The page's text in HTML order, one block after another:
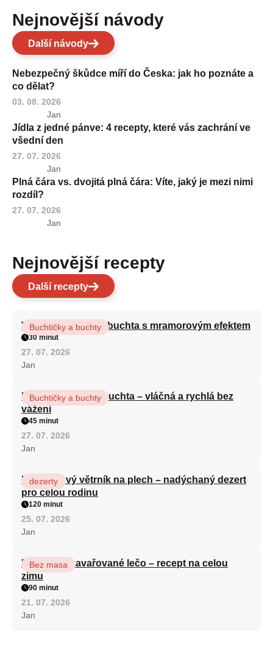
Nejnovější návody
Další návody
Nebezpečný škůdce míří do Česka: jak ho poznáte a
co dělat?
03. 08. 2026
Jan
Jídla z jedné pánve: 4 recepty, které vás zachrání ve
všední den
27. 07. 2026
Jan
Plná čára vs. dvojitá plná čára: Víte, jaký je mezi nimi
rozdíl?
27. 07. 2026
Jan
Nejnovější recepty
Další recepty
Vláčná olejová litá buchta s mramorovým efektem
Buchtičky a buchty
30 minut
27. 07. 2026
Jan
Hrnková maková buchta – vláčná a rychlá bez
vážení
Buchtičky a buchty
45 minut
27. 07. 2026
Jan
Karamelový větrník na plech – nadýchaný dezert
pro celou rodinu
dezerty
120 minut
25. 07. 2026
Jan
Babiččino zavařované lečo – recept na celou
zimu
Bez masa
90 minut
21. 07. 2026
Jan